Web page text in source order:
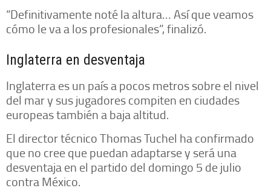
“Definitivamente noté la altura… Así que veamos
cómo le va a los profesionales”, finalizó.
Inglaterra en desventaja
Inglaterra es un país a pocos metros sobre el nivel
del mar y sus jugadores compiten en ciudades
europeas también a baja altitud.
El director técnico Thomas Tuchel ha confirmado
que no cree que puedan adaptarse y será una
desventaja en el partido del domingo 5 de julio
contra México.